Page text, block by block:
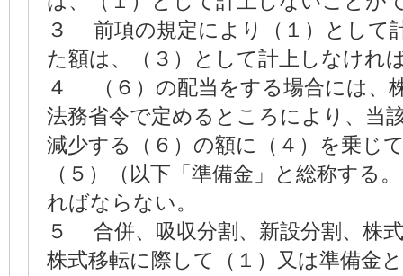
３ 前項の規定により（１）として
た額は、（３）として計上しなけれ
４ （６）の配当をする場合には
法務省令で定めるところにより、当
減少する（６）の額に（４）を乗じ
（５）（以下「準備金」と総称する
ればならない。
５ 合併、吸収分割、新設分割、株
株式移転に際して（１）又は準備